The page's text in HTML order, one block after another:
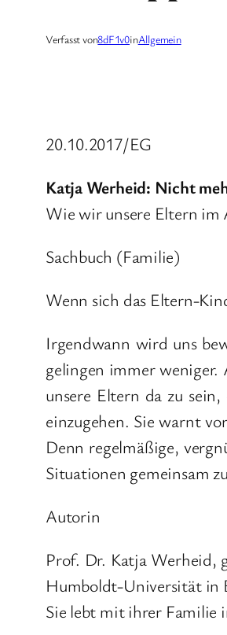
Verfasst von8dF1v0inAllgemein
20.10.2017/EG
Katja Werheid: Nicht
Wie wir unsere Eltern im
Sachbuch (Familie)
Wenn sich das Eltern-
Irgendwann wird uns
gelingen immer
unsere Eltern da zu
einzugehen. Sie warnt
Denn regelmäßige,
Situationen gemeinsam
Autorin
Prof. Dr. Katja Werheid,
Humboldt-Universität in
Sie lebt mit ihrer Familie